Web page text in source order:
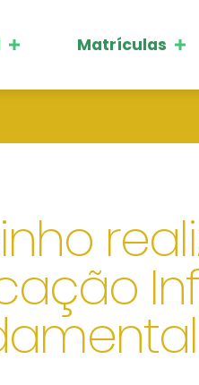
Matrículas